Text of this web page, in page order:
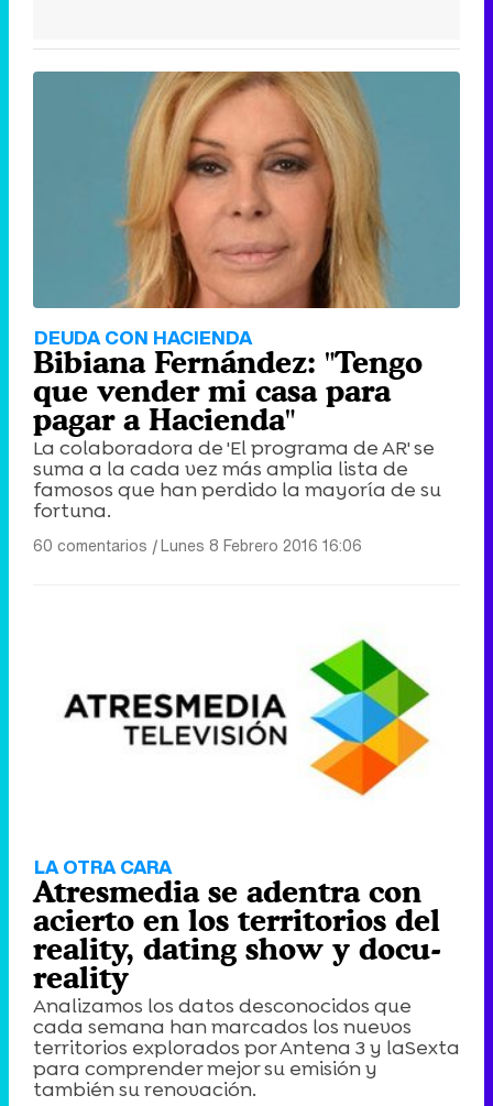
DEUDA CON HACIENDA
Bibiana Fernández: "Tengo
que vender mi casa para
pagar a Hacienda"
La colaboradora de 'El programa de AR' se
suma a la cada vez más amplia lista de
famosos que han perdido la mayoría de su
fortuna.
60 comentarios |Lunes 8 Febrero 2016 16:06
LA OTRA CARA
Atresmedia se adentra con
acierto en los territorios del
reality, dating show y docu-
reality
Analizamos los datos desconocidos que
cada semana han marcados los nuevos
territorios explorados por Antena 3 y laSexta
para comprender mejor su emisión y
también su renovación.